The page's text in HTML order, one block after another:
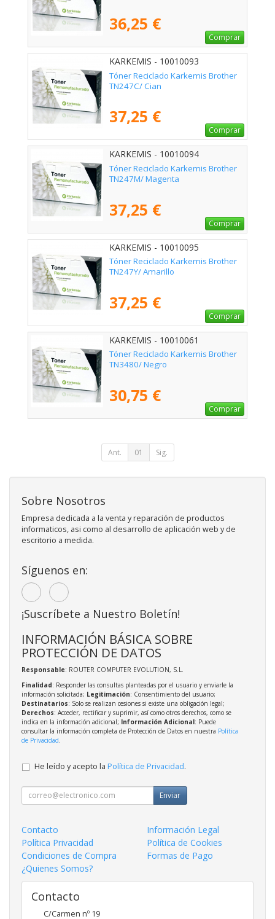
36,25 €
Comprar
KARKEMIS - 10010093
Tóner Reciclado Karkemis Brother
TN247C/ Cian
37,25 €
Comprar
KARKEMIS - 10010094
Tóner Reciclado Karkemis Brother
TN247M/ Magenta
37,25 €
Comprar
KARKEMIS - 10010095
Tóner Reciclado Karkemis Brother
TN247Y/ Amarillo
37,25 €
Comprar
KARKEMIS - 10010061
Tóner Reciclado Karkemis Brother
TN3480/ Negro
30,75 €
Comprar
Ant. 01 Sig.
Sobre Nosotros
Empresa dedicada a la venta y reparación de productos
informaticos, asi como al desarrollo de aplicación web y de
escritorio a medida.
Síguenos en:
¡Suscríbete a Nuestro Boletín!
INFORMACIÓN BÁSICA SOBRE
PROTECCIÓN DE DATOS
Responsable: ROUTER COMPUTER EVOLUTION, S.L.
Finalidad: Responder las consultas planteadas por el usuario y enviarle la
información solicitada; Legitimación: Consentimiento del usuario;
Destinatarios: Solo se realizan cesiones si existe una obligación legal;
Derechos: Acceder, rectificar y suprimir, así como otros derechos, como se
indica en la información adicional; Información Adicional: Puede
consultar la información completa de Protección de Datos en nuestra Política
de Privacidad
He leído y acepto la Política de Privacidad.
Enviar
Contacto
Información Legal
Política Privacidad
Política de Cookies
Condiciones de Compra
Formas de Pago
¿Quienes Somos?
Contacto
C/Carmen nº 19